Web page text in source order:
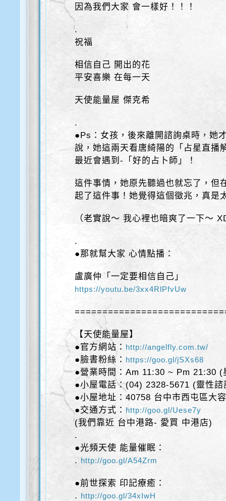
因為我們大家 會一樣好！！！
.
祝福
相信自己 開出的花
平安喜樂 在每一天
天使能量屋 傑克希
.
●Ps：女孩，後來離開諮詢桌時，她
說，她這兩天看唐綺陽的「占星直播
最近會遇到-「好的占卜師」！
這件事情，她原先聽過也就忘了，但
起了這件事！她覺得這個徵兆，真是
（老實說～ 我心裡也暗爽了一下～
.
●那就幫大家 心情點播：
盧廣仲「一定要相信自己」
https://youtu.be/3xx4RlPfvUw
【天使能量屋】
●官方網站： http://angelfly.com.tw/
●臉書粉絲： https://goo.gl/jSXs68
●營業時間：Am 11:30 ~ Pm 21:30 (
●小屋電話：(04) 2328-5671 (靈性
●小屋地址：40758 台中市西屯區大
●交通方式： http://goo.gl/Uese7y
(我們靠近 台中港路- 愛買 中港店)
.
●光頻天使 能量催眠：
. http://goo.gl/A54Zrm
●前世探索 印記療癒：
. http://goo.gl/34xIwH